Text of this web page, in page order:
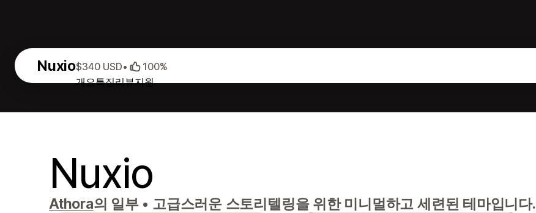
Nuxio
개요특징리뷰지원
$340 USD• 100%
Nuxio
Athora의 일부 • 고급스러운 스토리텔링을 위한 미니멀하고 세련된 테마입니다.